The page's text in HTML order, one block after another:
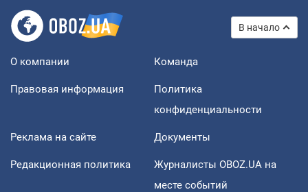
В начало
О компании Команда
Правовая информация
Политика
конфиденциальности
Реклама на сайте Документы
Редакционная политика
Журналисты OBOZ.UA на
месте событий